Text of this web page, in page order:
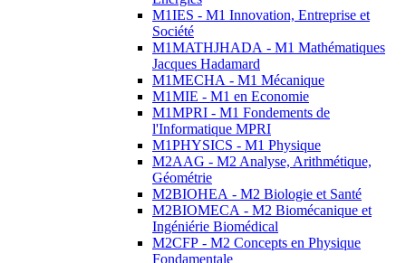
M1IES - M1 Innovation, Entreprise et
Société
M1MATHJHADA - M1 Mathématiques
Jacques Hadamard
M1MECHA - M1 Mécanique
M1MIE - M1 en Economie
M1MPRI - M1 Fondements de
l'Informatique MPRI
M1PHYSICS - M1 Physique
M2AAG - M2 Analyse, Arithmétique,
Géométrie
M2BIOHEA - M2 Biologie et Santé
M2BIOMECA - M2 Biomécanique et
Ingéniérie Biomédical
M2CFP - M2 Concepts en Physique
Fondamentale